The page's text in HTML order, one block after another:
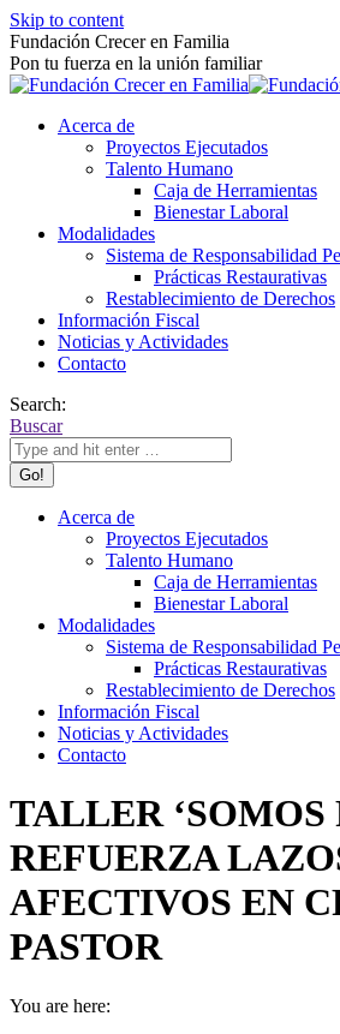
Skip to content
Fundación Crecer en Familia
Pon tu fuerza en la unión familiar
Acerca de
Proyectos Ejecutados
Talento Humano
Caja de Herramientas
Bienestar Laboral
Modalidades
Sistema de Responsabilidad
Prácticas Restaurativas
Restablecimiento de Derechos
Información Fiscal
Noticias y Actividades
Contacto
Search:
Buscar
Acerca de
Proyectos Ejecutados
Talento Humano
Caja de Herramientas
Bienestar Laboral
Modalidades
Sistema de Responsabilidad
Prácticas Restaurativas
Restablecimiento de Derechos
Información Fiscal
Noticias y Actividades
Contacto
TALLER
REFUERZA
AFECTIVOS EN
PASTOR
You are here: